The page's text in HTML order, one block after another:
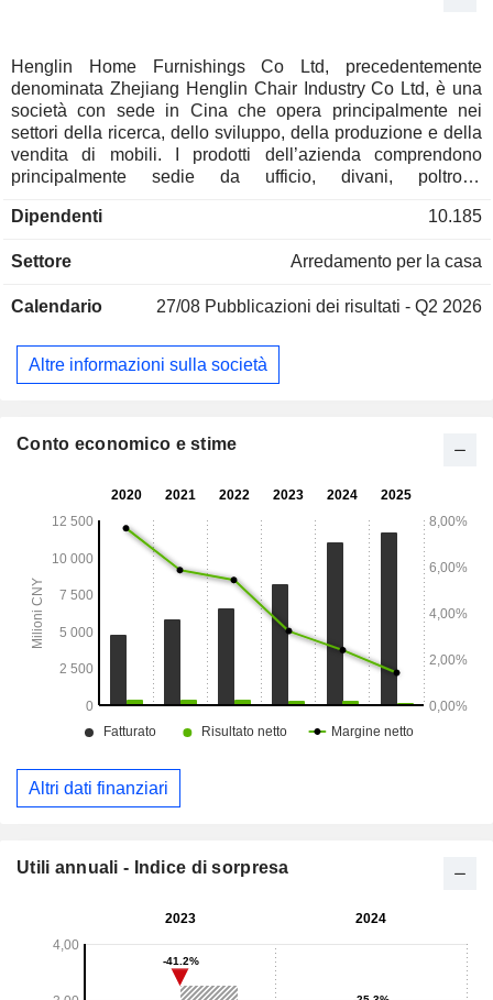
Henglin Home Furnishings Co Ltd, precedentemente
denominata Zhejiang Henglin Chair Industry Co Ltd, è una
società con sede in Cina che opera principalmente nei
settori della ricerca, dello sviluppo, della produzione e della
vendita di mobili. I prodotti dell’azienda comprendono
principalmente sedie da ufficio, divani, poltrone
in nuovi materiali, soluzioni complete per l’arredamento
comprende i modelli OEM (Original Equipment
(Original Brand Manufacturer). La Società distribuisce i
Dipendenti 10.185
Settore Arredamento per la casa
Calendario 27/08 Pubblicazioni dei risultati - Q2 2026
Altre informazioni sulla società
Conto economico e stime
Altri dati finanziari
Utili annuali - Indice di sorpresa